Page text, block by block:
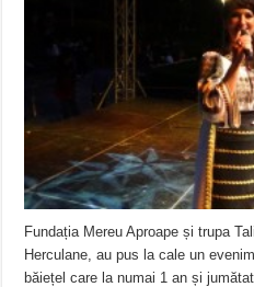
ANUNŢ OPRIRE APĂ în CARANSEBEȘ
ANUNȚ OPRIRE APĂ în Reșița, cartier
Fundația Mereu Aproape și trupa
Herculane, au pus la cale un
băiețel care la numai 1 an și